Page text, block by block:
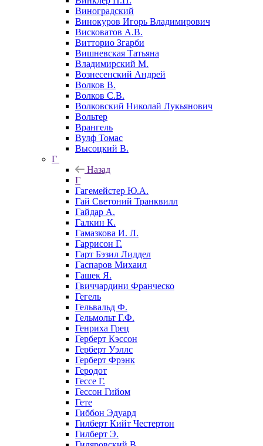
Виноградский
Винокуров Игорь Владимирович
Висковатов А.В.
Витторио Згарби
Вишневская Татьяна
Владимирский М.
Вознесенский Андрей
Волков В.
Волков С.В.
Волковский Николай Лукьянович
Вольтер
Врангель
Вулф Томас
Высоцкий В.
Г
Назад
Г
Гагемейстер Ю.А.
Гай Светоний Транквилл
Гайдар А.
Галкин К.
Гамазкова И. Л.
Гаррисон Г.
Гарт Бэзил Лиддел
Гаспаров Михаил
Гашек Я.
Гвиччардини Франческо
Гегель
Гельвальд Ф.
Гельмольт Г.Ф.
Генриха Грец
Герберт Кэссон
Герберт Уэллс
Герберт Фрэнк
Геродот
Гессе Г.
Гессон Гийом
Гете
Гиббон Эдуард
Гилберт Кийт Честертон
Гилберт Э.